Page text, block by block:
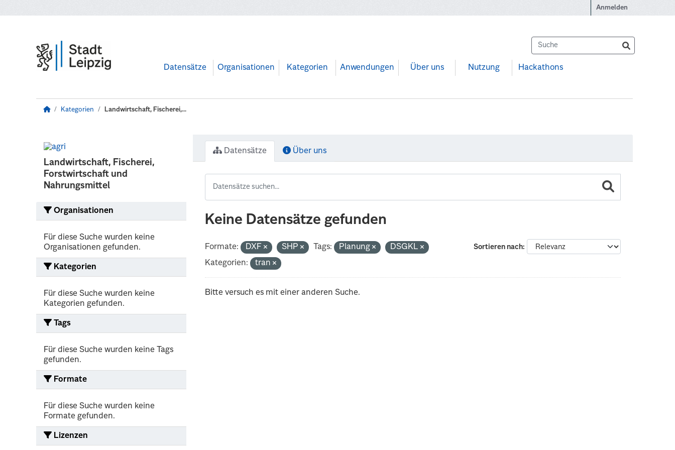
Anmelden
Datensätze Organisationen Kategorien Anwendungen Über uns Nutzung Hackathons
Kategorien Landwirtschaft, Fischerei,...
Landwirtschaft, Fischerei,
Forstwirtschaft und
Nahrungsmittel
Organisationen
Für diese Suche wurden keine
Organisationen gefunden.
Kategorien
Für diese Suche wurden keine
Kategorien gefunden.
Tags
Für diese Suche wurden keine Tags
gefunden.
Formate
Für diese Suche wurden keine
Formate gefunden.
Lizenzen
Datensätze Über uns
Keine Datensätze gefunden
Sortieren nach
Formate: DXF SHP Tags: Planung
DSGKL
Kategorien:
tran
Bitte versuch es mit einer anderen Suche.